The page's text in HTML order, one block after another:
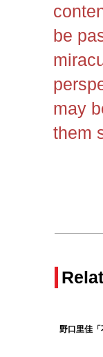
be
may
them
野口里佳 「